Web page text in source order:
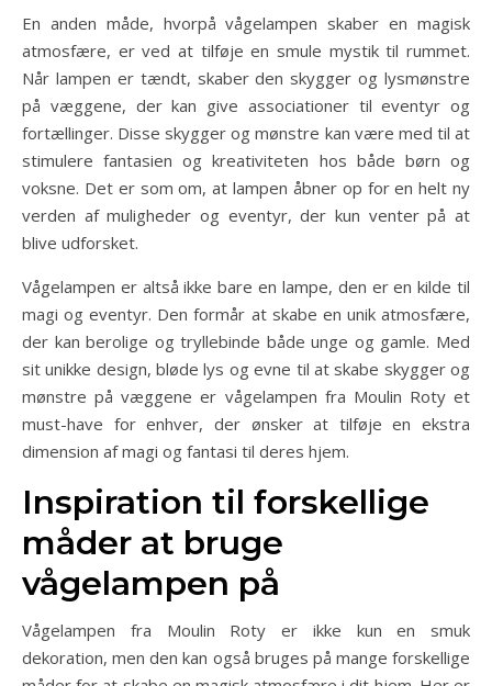
En anden måde, hvorpå vågelampen skaber en magisk
atmosfære, er ved at tilføje en smule mystik til rummet.
Når lampen er tændt, skaber den skygger og lysmønstre
på væggene, der kan give associationer til eventyr og
fortællinger. Disse skygger og mønstre kan være med til at
stimulere fantasien og kreativiteten hos både børn og
voksne. Det er som om, at lampen åbner op for en helt ny
verden af muligheder og eventyr, der kun venter på at
blive udforsket.
Vågelampen er altså ikke bare en lampe, den er en kilde til
magi og eventyr. Den formår at skabe en unik atmosfære,
der kan berolige og tryllebinde både unge og gamle. Med
sit unikke design, bløde lys og evne til at skabe skygger og
mønstre på væggene er vågelampen fra Moulin Roty et
must-have for enhver, der ønsker at tilføje en ekstra
dimension af magi og fantasi til deres hjem.
Inspiration til forskellige
måder at bruge
vågelampen på
Vågelampen fra Moulin Roty er ikke kun en smuk
dekoration, men den kan også bruges på mange forskellige